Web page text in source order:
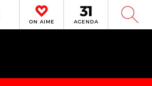
ON AIME AGENDA W